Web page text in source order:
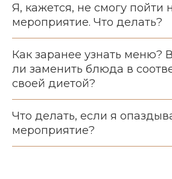
Я, кажется, не смогу пойти
мероприятие. Что делать?
Как заранее узнать меню?
ли заменить блюда в
своей диетой?
Что делать, если я
мероприятие?